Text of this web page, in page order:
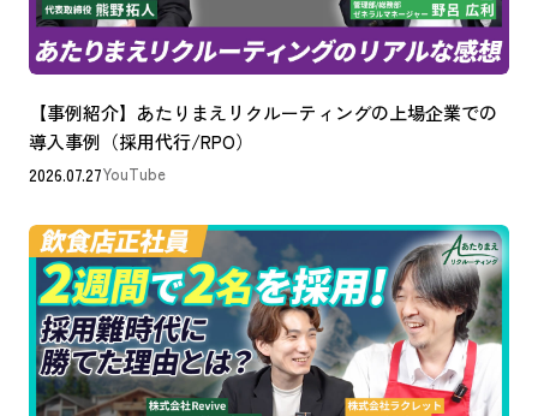
【事例紹介】あたりまえリクルーティングの上場企業での
導入事例（採用代行/RPO）
2026.07.27YouTube